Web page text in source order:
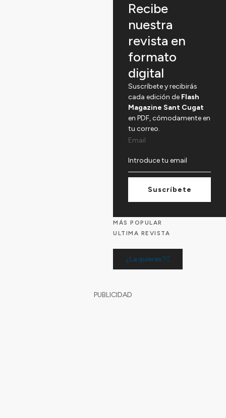
Recibe
nuestra
revista en
formato
digital
Suscríbete y recibirás
cada edición de Flash
Magazine Sant Cugat
en PDF, cómodamente en
tu correo.
Email
Suscríbete
MÁS POPULAR
ULTIMA REVISTA
¿La quieres?
PUBLICIDAD